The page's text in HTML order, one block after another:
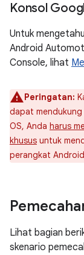
Konsol
Untuk
Android
Console, lihat
Peringatan:
dapat
OS, Anda harus
khusus untuk
perangkat
Lihat bagian
skenario